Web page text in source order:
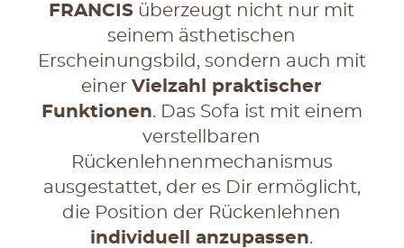
FRANCIS überzeugt nicht nur mit
seinem ästhetischen
Erscheinungsbild, sondern auch mit
einerVielzahl praktischer
Funktionen. Das Sofa ist mit einem
verstellbaren
Rückenlehnenmechanismus
ausgestattet, der es Dir ermöglicht,
die Position der Rückenlehnen
individuell anzupassen.